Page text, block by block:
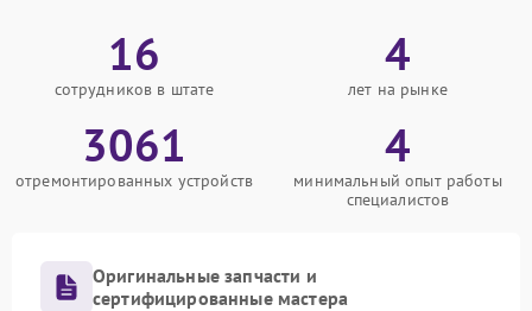
16
сотрудников в штате
4
лет на рынке
3061
отремонтированных устройств
4
минимальный опыт работы
специалистов
Оригинальные запчасти и
сертифицированные мастера